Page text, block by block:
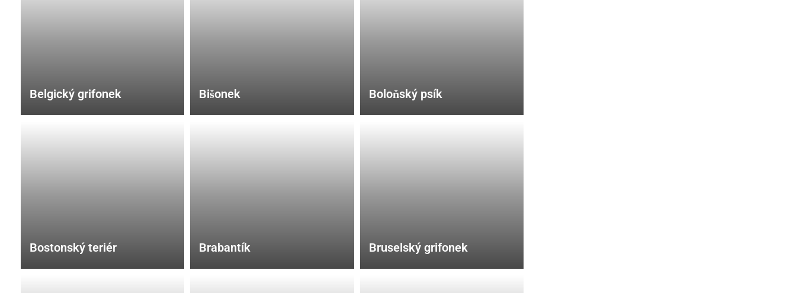
Belgický grifonek Bišonek Boloňský psík
Bostonský teriér Brabantík Bruselský grifonek